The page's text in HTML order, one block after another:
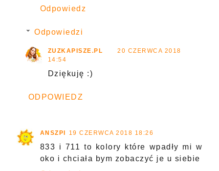
Odpowiedz
Odpowiedzi
ZUZKAPISZE.PL
20 CZERWCA 2018
14:54
Dziękuję :)
ODPOWIEDZ
ANSZPI 19 CZERWCA 2018 18:26
833 i 711 to kolory które wpadły mi w
oko i chciała bym zobaczyć je u siebie